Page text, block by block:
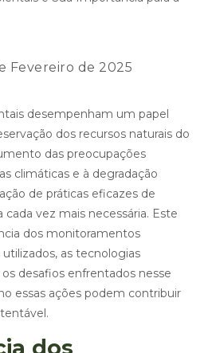
Fevereiro de 2025
desempenham um papel
dos recursos naturais do
das preocupações
climáticas e à degradação
de práticas eficazes de
vez mais necessária. Este
dos monitoramentos
as tecnologias
desafios enfrentados nesse
essas ações podem contribuir